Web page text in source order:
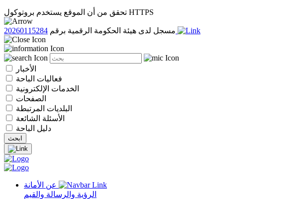
تحقق من أن الموقع يستخدم بروتوكول HTTPS
مسجل لدى هيئة الحكومة الرقمية برقم
الأخبار
فعاليات الباحة
الخدمات الإلكترونية
الصفحات
البلديات المرتبطة
الأسئلة الشائعة
دليل الباحة
الرؤية والرسالة والقيم